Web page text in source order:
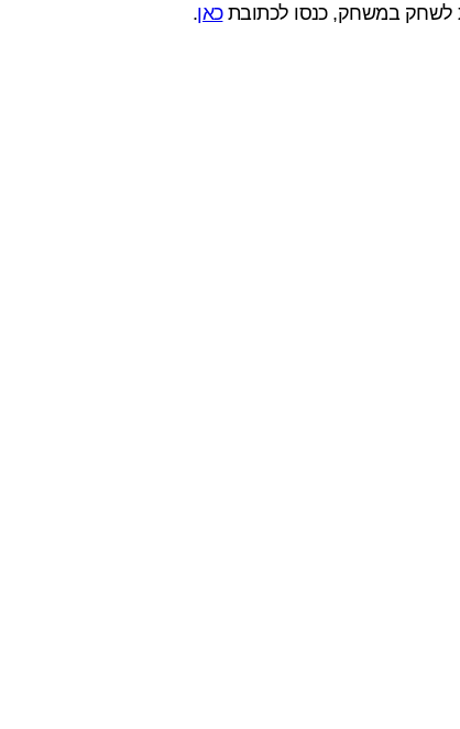
לשחק במשחק, כנסו לכתובתכאן.